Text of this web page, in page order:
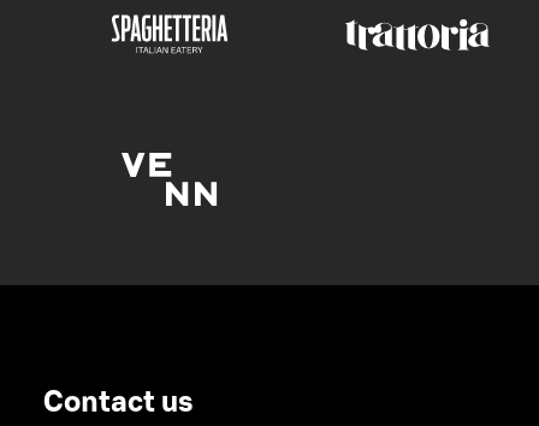
Contact us